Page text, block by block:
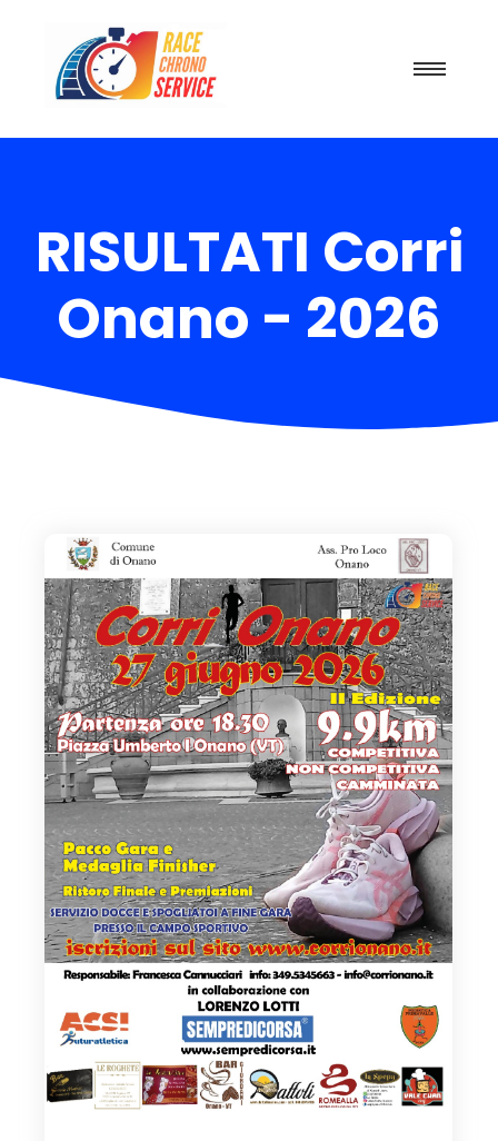
RISULTATI Corri
Onano - 2026